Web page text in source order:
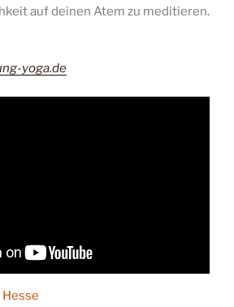
auf deinen Atem zu meditieren.
yoga.de